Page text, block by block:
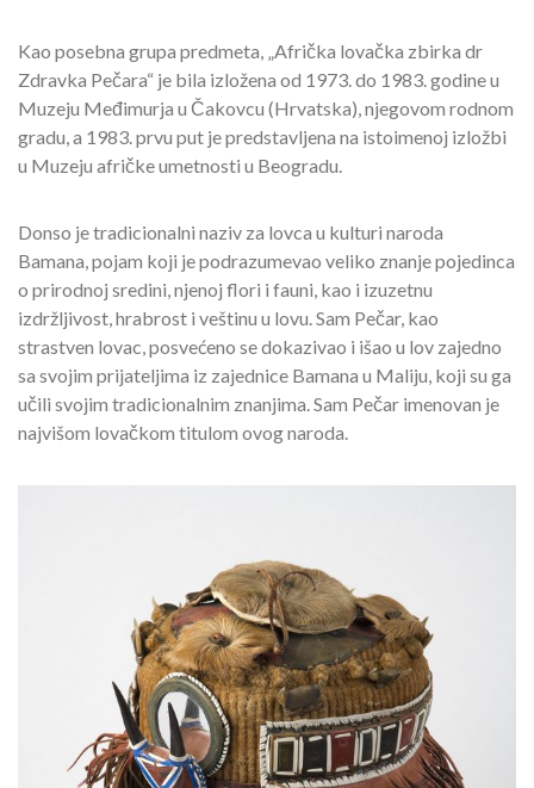
Kao posebna grupa predmeta, „Afrička lovačka zbirka dr
Zdravka Pečara“ je bila izložena od 1973. do 1983. godine u
Muzeju Međimurja u Čakovcu (Hrvatska), njegovom rodnom
gradu, a 1983. prvu put je predstavljena na istoimenoj izložbi
u Muzeju afričke umetnosti u Beogradu.
Donso je tradicionalni naziv za lovca u kulturi naroda
Bamana, pojam koji je podrazumevao veliko znanje pojedinca
o prirodnoj sredini, njenoj flori i fauni, kao i izuzetnu
izdržljivost, hrabrost i veštinu u lovu. Sam Pečar, kao
strastven lovac, posvećeno se dokazivao i išao u lov zajedno
sa svojim prijateljima iz zajednice Bamana u Maliju, koji su ga
učili svojim tradicionalnim znanjima. Sam Pečar imenovan je
najvišom lovačkom titulom ovog naroda.